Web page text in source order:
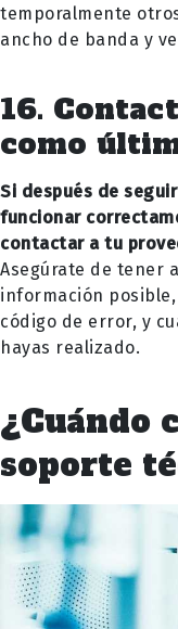
temporalmente
ancho de banda y
16.
como
Si después de
funcionar
contactar a tu
Asegúrate de tener
información
código de error, y
hayas realizado.
¿Cuándo
soporte